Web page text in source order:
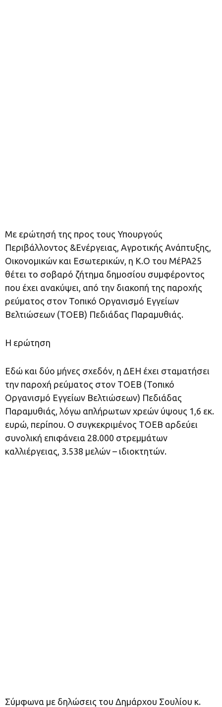
Με ερώτησή της προς τους Υπουργούς
Περιβάλλοντος &Ενέργειας, Αγροτικής Ανάπτυξης,
Οικονομικών και Εσωτερικών, η Κ.Ο του ΜέΡΑ25
θέτει το σοβαρό ζήτημα δημοσίου συμφέροντος
που έχει ανακύψει, από την διακοπή της παροχής
ρεύματος στον Τοπικό Οργανισμό Εγγείων
Βελτιώσεων (ΤΟΕΒ) Πεδιάδας Παραμυθιάς.
H ερώτηση
Εδώ και δύο μήνες σχεδόν, η ΔΕΗ έχει σταματήσει
την παροχή ρεύματος στον ΤΟΕΒ (Τοπικό
Οργανισμό Εγγείων Βελτιώσεων) Πεδιάδας
Παραμυθιάς, λόγω απλήρωτων χρεών ύψους 1,6 εκ.
ευρώ, περίπου. Ο συγκεκριμένος ΤΟΕΒ αρδεύει
συνολική επιφάνεια 28.000 στρεμμάτων
καλλιέργειας, 3.538 μελών – ιδιοκτητών.
Σύμφωνα με δηλώσεις του Δημάρχου Σουλίου κ.